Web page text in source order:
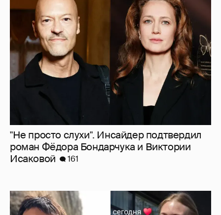
"Не просто слухи". Инсайдер подтвердил
роман Фёдора Бондарчука и Виктории
Исаковой
161